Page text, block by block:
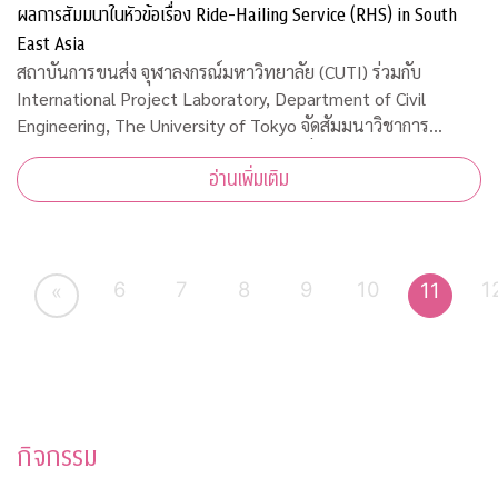
ผลการสัมมนาในหัวข้อเรื่อง Ride-Hailing Service (RHS) in South
East Asia
สถาบันการขนส่ง จุฬาลงกรณ์มหาวิทยาลัย (CUTI) ร่วมกับ
International Project Laboratory, Department of Civil
Engineering, The University of Tokyo จัดสัมมนาวิชาการ
ออนไลน์และเผยผลการสัมมนาในหัวข้อเรื่อง Ride-Hailing
Service (RHS) in South East Asia เมื่อวันพุธ
อ่านเพิ่มเติม
« 6 7 8 9 10 11
กิจกรรม